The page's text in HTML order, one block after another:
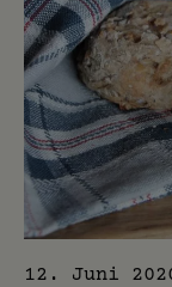
12. Juni